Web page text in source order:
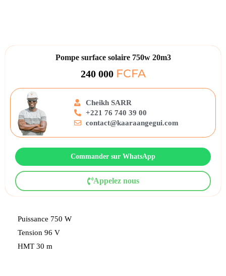
Pompe surface solaire 750w 20m3
240 000 FCFA
Cheikh SARR
+221 76 740 39 00
contact@kaaraangegui.com
Commander sur WhatsApp
Appelez nous
Puissance 750 W
Tension 96 V
HMT 30 m